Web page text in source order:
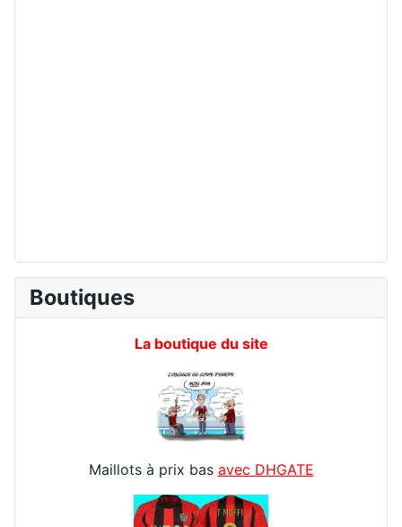
Boutiques
La boutique du site
Maillots à prix bas avec DHGATE